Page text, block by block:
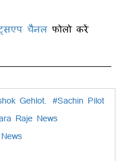
चैनल फोलो करें
Gehlot. #Sachin Pilot
Raje News